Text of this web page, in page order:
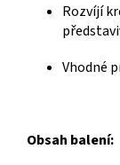
Rozvíjí
Vhodné
Obsah balení: